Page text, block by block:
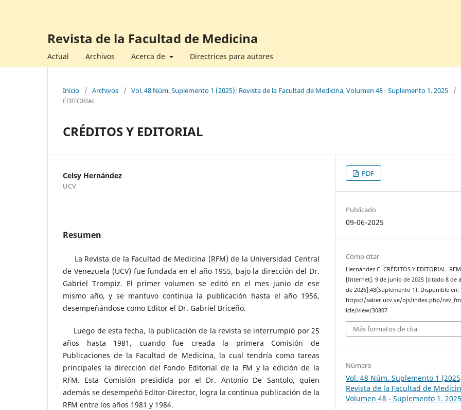
Revista de la Facultad de Medicina
Actual Archivos Acerca de Directrices para autores
Inicio / Archivos / Vol. 48 Núm. Suplemento 1 (2025): Revista de la Facultad de Medicina, Volumen 48 - Suplemento 1. 2025
/
EDITORIAL
CRÉDITOS Y EDITORIAL
Celsy Hernández
UCV
Resumen
La Revista de la Facultad de Medicina (RFM) de la Universidad Central
de Venezuela (UCV) fue fundada en el año 1955, bajo la dirección del Dr.
Gabriel Trompiz. El primer volumen se editó en el mes junio de ese
mismo año, y se mantuvo continua la publicación hasta el año 1956,
desempeñándose como Editor el Dr. Gabriel Briceño.
Luego de esta fecha, la publicación de la revista se interrumpió por 25
años hasta 1981, cuando fue creada la primera Comisión de
Publicaciones de la Facultad de Medicina, la cual tendría como tareas
principales la dirección del Fondo Editorial de la FM y la edición de la
RFM. Esta Comisión presidida por el Dr. Antonio De Santolo, quien
además se desempeñó Editor-Director, logra la continua publicación de la
RFM entre los años 1981 y 1984.
PDF
Publicado
09-06-2025
Cómo citar
Hernández C. CRÉDITOS Y EDITORIAL. RFM
[Internet]. 9 de junio de 2025 [citado 8 de
de 2026];48(Suplemento 1). Disponible en:
https://saber.ucv.ve/ojs/index.php/
icle/view/30807
Más formatos de cita
Número
Vol. 48 Núm. Suplemento 1
Revista de la Facultad de
Volumen 48 - Suplemento 1. 2025